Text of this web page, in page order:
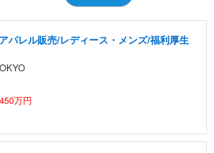
パレル販売/レディース・メンズ/福利厚生
万円